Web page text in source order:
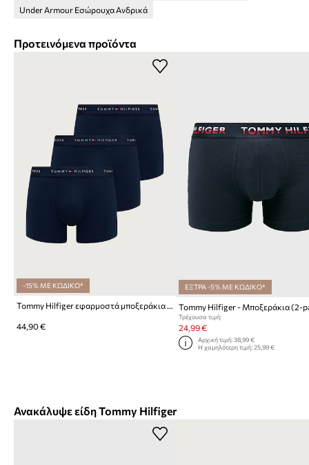
Under Armour Εσώρουχα Ανδρικά
Προτεινόμενα προϊόντα
-15% ΜΕ ΚΩΔΙΚΟ*
Tommy Hilfiger εφαρμοστά μποξεράκια Ανδρικά 3-pack
44,90 €
ΕΞΤΡΑ -5% ΜΕ ΚΩΔΙΚΟ*
Tommy Hilfiger - Μποξεράκια (2-
Τρέχουσα τιμή:
24,99 €
Αρχική τιμή: 38,99 €
Η χαμηλότερη τιμή: 25,99 €
Ανακάλυψε είδη Tommy Hilfiger